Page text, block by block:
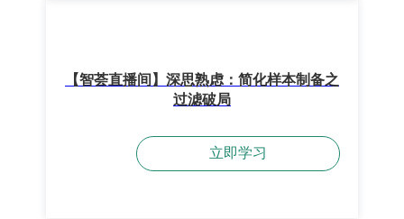
【智荟直播间】深思熟虑：简化样本制备之
过滤破局
立即学习